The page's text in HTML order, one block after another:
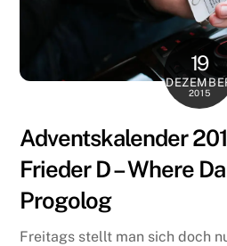
19
2015
Adventskalender
Frieder D – Where
Progolog
Freitags stellt man sich doch